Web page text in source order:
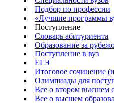
Подбор по профессии
«Лучшие программы
Поступление
Словарь абитуриента
Образование за
Поступление в вуз
ЕГЭ
Итоговое сочинение
Олимпиады для
Все о втором высшем
Все о высшем